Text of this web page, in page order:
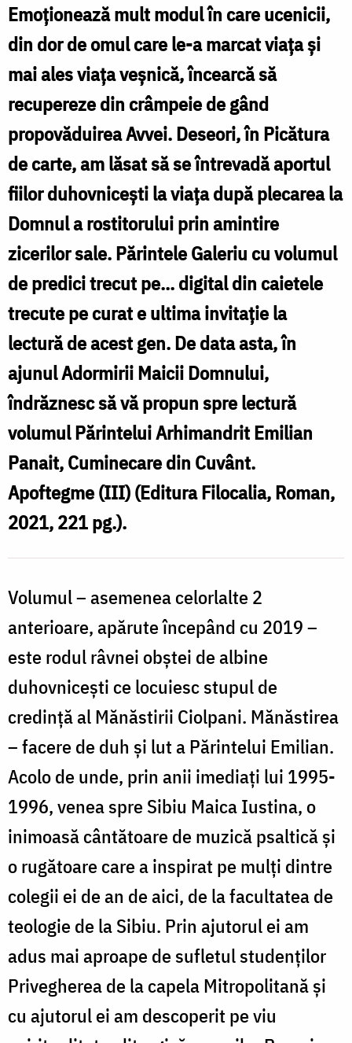
recuperare
făcut
de
ucenici
Emoționează mult modul în care ucenicii,
din dor de omul care le-a marcat viața și
mai ales viața veșnică, încearcă să
recupereze din crâmpeie de gând
propovăduirea Avvei. Deseori, în Picătura
de carte, am lăsat să se întrevadă aportul
fiilor duhovnicești la viața după plecarea la
Domnul a rostitorului prin amintire
zicerilor sale. Părintele Galeriu cu volumul
de predici trecut pe... digital din caietele
trecute pe curat e ultima invitație la
lectură de acest gen. De data asta, în
ajunul Adormirii Maicii Domnului,
îndrăznesc să vă propun spre lectură
volumul Părintelui Arhimandrit Emilian
Panait, Cuminecare din Cuvânt.
Apoftegme (III) (Editura Filocalia, Roman,
2021, 221 pg.).
Volumul – asemenea celorlalte 2
anterioare, apărute începând cu 2019 –
este rodul râvnei obștei de albine
duhovnicești ce locuiesc stupul de
credință al Mănăstirii Ciolpani. Mănăstirea
– facere de duh și lut a Părintelui Emilian.
Acolo de unde, prin anii imediați lui 1995-
1996, venea spre Sibiu Maica Iustina, o
inimoasă cântătoare de muzică psaltică și
o rugătoare care a inspirat pe mulți dintre
colegii ei de an de aici, de la facultatea de
teologie de la Sibiu. Prin ajutorul ei am
adus mai aproape de sufletul studenților
Privegherea de la capela Mitropolitană și
cu ajutorul ei am descoperit pe viu